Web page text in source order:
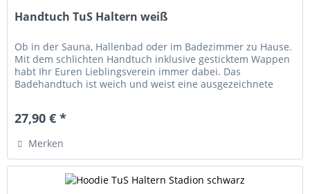
Handtuch TuS Haltern weiß
Ob in der Sauna, Hallenbad oder im Badezimmer zu Hause.
Mit dem schlichten Handtuch inklusive gesticktem Wappen
habt Ihr Euren Lieblingsverein immer dabei. Das
Badehandtuch ist weich und weist eine ausgezeichnete
27,90 € *
Merken